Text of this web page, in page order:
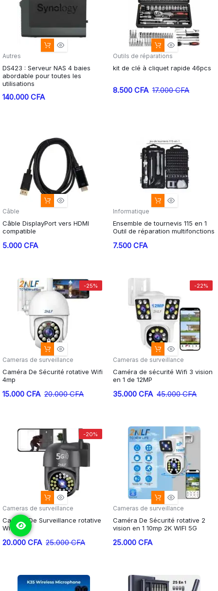
Autres
DS423 : Serveur NAS 4 baies
abordable pour toutes les
utilisations
140.000 CFA
Outils de réparations
kit de clé à cliquet rapide 46pcs
17.000CFA
Le
8.500 CFA
Le
Câble
Câble DisplayPort vers HDMI
compatible
5.000 CFA
Informatique
Ensemble de tournevis 115 en 1
Outil de réparation multifonctions
7.500 CFA
-25%
Cameras de surveillance
Caméra De Sécurité rotative Wifi
4mp
20.000CFA
Le
20.000 CFA.
15.000 CFA
Le
15.000 CFA.
-22%
Cameras de surveillance
Caméra de sécurité Wifi 3 vision
en 1 de 12MP
45.000CFA
Le
était :
45.000 CFA.
35.000 CFA
Le
35.000 CFA.
-20%
Cameras de surveillance
Caméra De Surveillance rotative
Wifi 5G
25.000CFA
Le
était :
25.000 CFA.
20.000 CFA
Le
20.000 CFA.
Cameras de surveillance
Caméra De Sécurité rotative 2
vision en 1 10mp 2K WIFI 5G
25.000 CFA